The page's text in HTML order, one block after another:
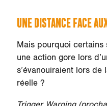
UNE DISTANCE FACE
Mais pourquoi
une action gore lors
s’évanouiraient lors
réelle ?